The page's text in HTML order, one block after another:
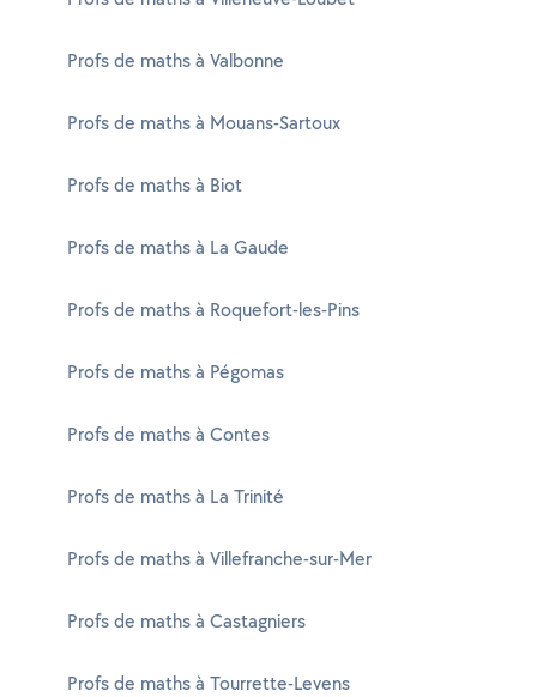
Profs de maths à Valbonne
Profs de maths à Mouans-Sartoux
Profs de maths à Biot
Profs de maths à La Gaude
Profs de maths à Roquefort-les-Pins
Profs de maths à Pégomas
Profs de maths à Contes
Profs de maths à La Trinité
Profs de maths à Villefranche-sur-Mer
Profs de maths à Castagniers
Profs de maths à Tourrette-Levens